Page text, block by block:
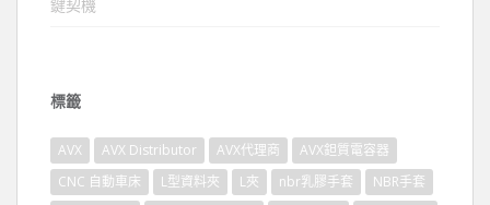
鍵契機
標籤
AVX AVX Distributor AVX代理商
AVX鉭質電容器
CNC 自動車床
L型資料夾 L夾 nbr乳膠手套
NBR手套